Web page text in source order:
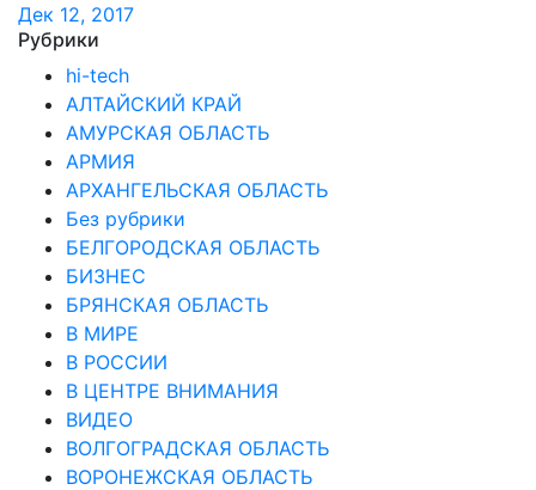
Дек 12, 2017
Рубрики
hi-tech
АЛТАЙСКИЙ КРАЙ
АМУРСКАЯ ОБЛАСТЬ
АРМИЯ
АРХАНГЕЛЬСКАЯ ОБЛАСТЬ
Без рубрики
БЕЛГОРОДСКАЯ ОБЛАСТЬ
БИЗНЕС
БРЯНСКАЯ ОБЛАСТЬ
В МИРЕ
В РОССИИ
В ЦЕНТРЕ ВНИМАНИЯ
ВИДЕО
ВОЛГОГРАДСКАЯ ОБЛАСТЬ
ВОРОНЕЖСКАЯ ОБЛАСТЬ